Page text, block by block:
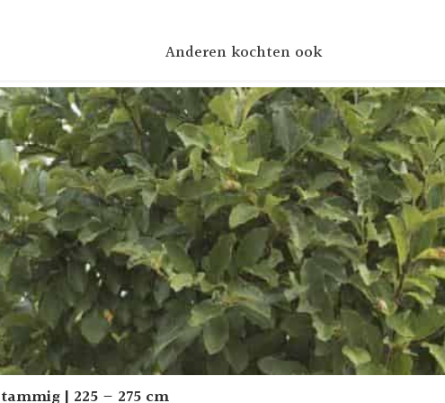
Anderen kochten ook
| 225 – 275 cm